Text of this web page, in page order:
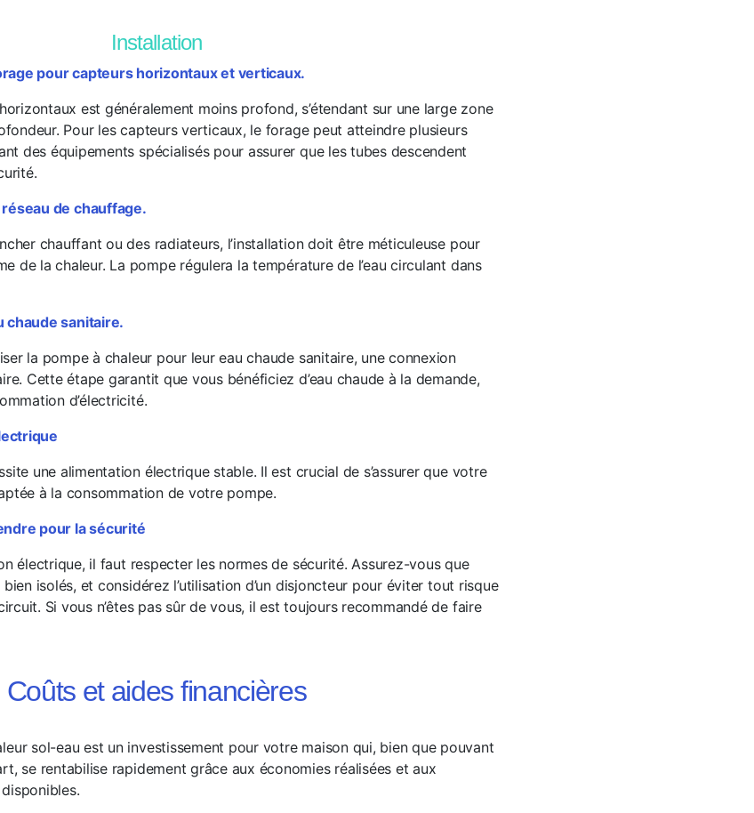
Installation
pour capteurs horizontaux et verticaux.
est généralement moins profond, s’étendant sur une large zone
Pour les capteurs verticaux, le forage peut atteindre plusieurs
des équipements spécialisés pour assurer que les tubes descendent
de chauffage.
chauffant ou des radiateurs, l’installation doit être méticuleuse pour
de la chaleur. La pompe régulera la température de l’eau circulant dans
chaude sanitaire.
la pompe à chaleur pour leur eau chaude sanitaire, une connexion
Cette étape garantit que vous bénéficiez d’eau chaude à la demande,
d’électricité.
une alimentation électrique stable. Il est crucial de s’assurer que votre
à la consommation de votre pompe.
pour la sécurité
électrique, il faut respecter les normes de sécurité. Assurez-vous que
isolés, et considérez l’utilisation d’un disjoncteur pour éviter tout risque
Si vous n’êtes pas sûr de vous, il est toujours recommandé de faire
Coûts et aides financières
sol-eau est un investissement pour votre maison qui, bien que pouvant
se rentabilise rapidement grâce aux économies réalisées et aux